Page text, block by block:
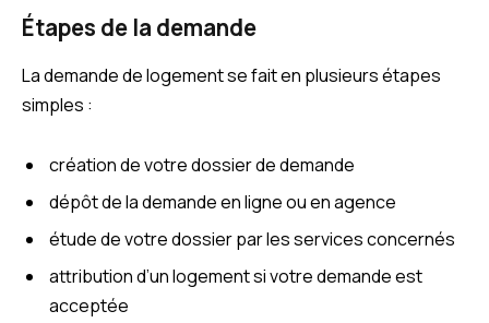
Étapes de la demande
La demande de logement se fait en plusieurs étapes
simples :
création de votre dossier de demande
dépôt de la demande en ligne ou en agence
étude de votre dossier par les services concernés
attribution d’un logement si votre demande est
acceptée